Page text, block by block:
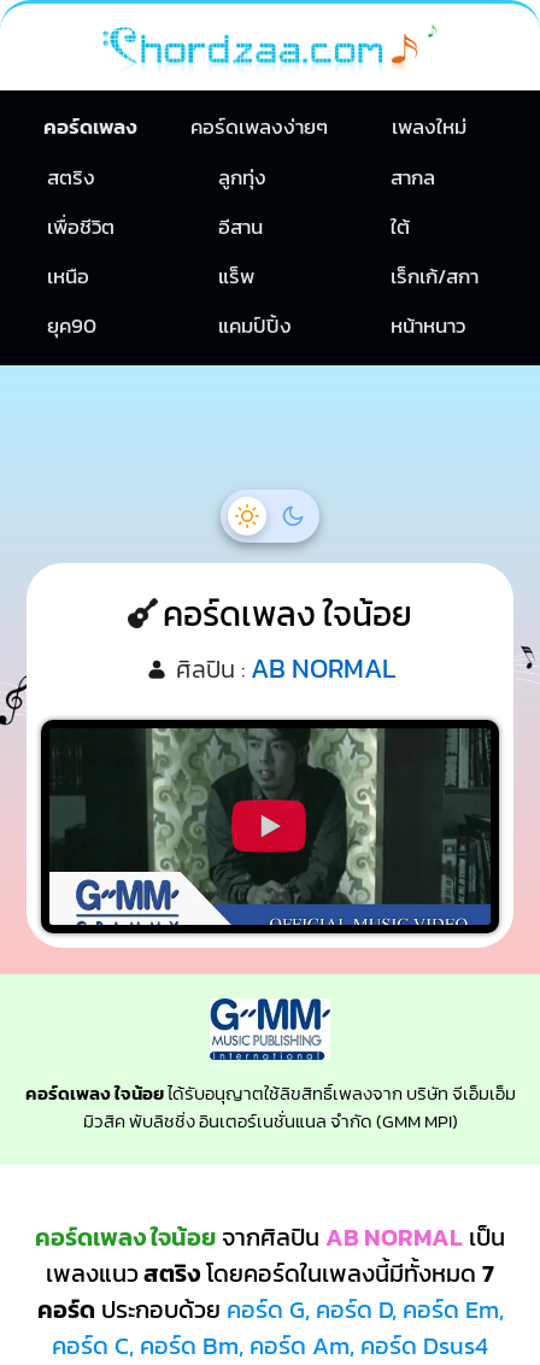
คอร์ดเพลง คอร์ดเพลงง่ายๆ
เพลงใหม่
สตริง
ลูกทุ่ง
สากล
เพื่อชีวิต
อีสาน
ใต้
เหนือ
แร็พ
เร็กเก้/สกา
ยุค90
แคมป์ปิ้ง หน้าหนาว
คอร์ดเพลง ใจน้อย
ศิลปิน : AB NORMAL
คอร์ดเพลง ใจน้อยได้รับอนุญาตใช้ลิขสิทธิ์เพลงจาก บริษัท จีเอ็มเอ็ม
มิวสิค พับลิชชิ่ง อินเตอร์เนชั่นแนล จำกัด (GMM MPI)
คอร์ดเพลง ใจน้อย จากศิลปิน AB NORMAL เป็น
เพลงแนวสตริงโดยคอร์ดในเพลงนี้มีทั้งหมด 7
คอร์ด ประกอบด้วย คอร์ด G, คอร์ด D, คอร์ด Em,
คอร์ด C, คอร์ด Bm, คอร์ด Am, คอร์ด Dsus4